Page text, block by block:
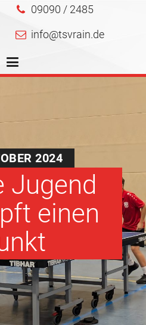
09090 / 2485
info@tsvrain.de
2024
Jugend
einen